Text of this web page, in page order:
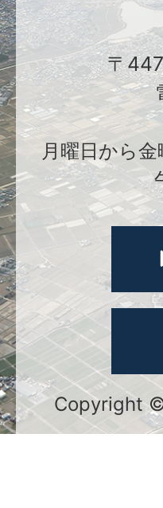
〒
月曜日から
Copyright